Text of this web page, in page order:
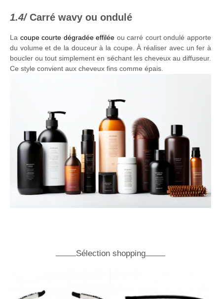
Carré wavy ou ondulé
La coupe courte dégradée effilée ou carré court ondulé apporte
du volume et de la douceur à la coupe. À réaliser avec un fer à
boucler ou tout simplement en séchant les cheveux au diffuseur.
Ce style convient aux cheveux fins comme épais.
Sélection shopping